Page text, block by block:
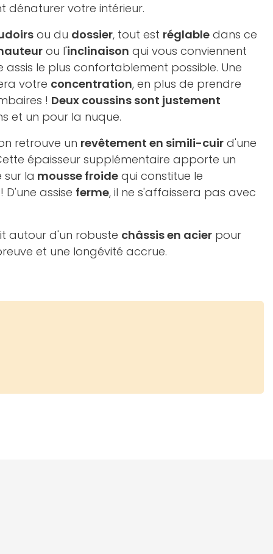
dénaturer votre intérieur.
ou du dossier, tout est réglable dans ce
ou l'inclinaison qui vous conviennent
le plus confortablement possible. Une
votre concentration, en plus de prendre
! Deux coussins sont justement
et un pour la nuque.
retrouve un revêtement en simili-cuir d'une
épaisseur supplémentaire apporte un
la mousse froide qui constitue le
! D'une assise ferme, il ne s'affaissera pas avec
autour d'un robuste châssis en acier pour
et une longévité accrue.